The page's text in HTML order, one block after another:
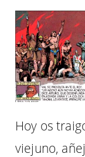
Hoy os
viejuno,